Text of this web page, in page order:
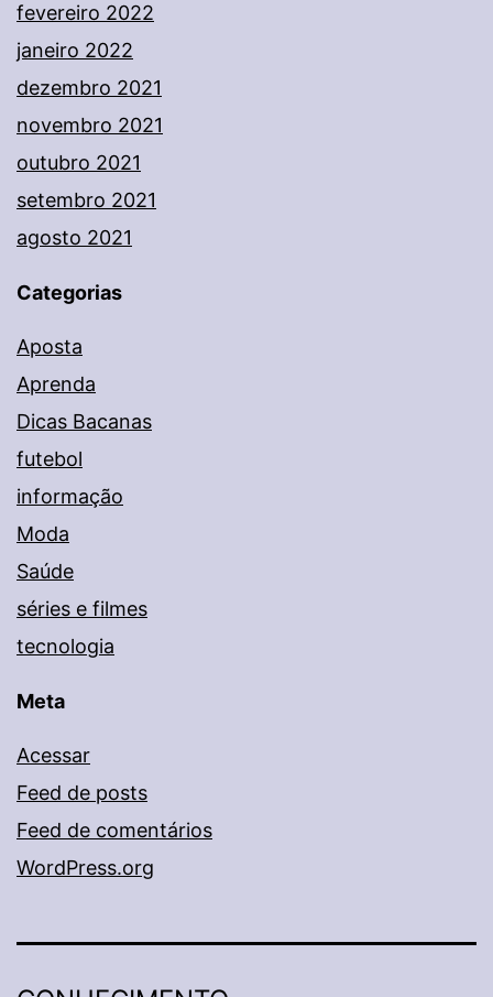
fevereiro 2022
janeiro 2022
dezembro 2021
novembro 2021
outubro 2021
setembro 2021
agosto 2021
Categorias
Aposta
Aprenda
Dicas Bacanas
futebol
informação
Moda
Saúde
séries e filmes
tecnologia
Meta
Acessar
Feed de posts
Feed de comentários
WordPress.org